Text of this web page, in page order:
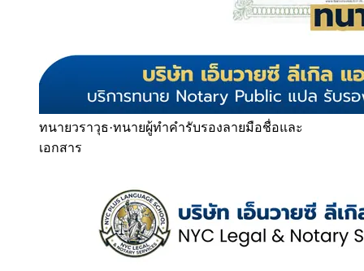
ทนายวราวุธ·ทนายผู้ทำคำรับรองลายมือชื่อและ
เอกสาร